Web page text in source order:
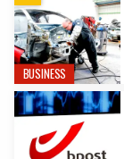
BUSINESS